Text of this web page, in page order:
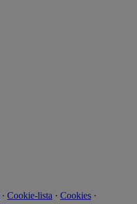
· Cookie-lista · Cookies ·